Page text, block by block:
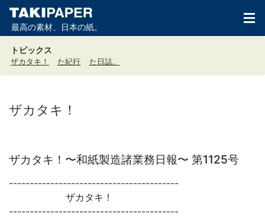
最高の素材、日本の紙。
トピックス
ザカタキ！ た紀行 た日誌。
ザカタキ！
ザカタキ！〜和紙製造諸業務日報〜 第1125号
-----------------------------------------
ザカタキ！
-----------------------------------------